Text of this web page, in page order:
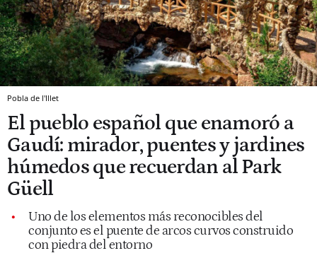
Pobla de l'Illet
El pueblo español que enamoró a
Gaudí: mirador, puentes y jardines
húmedos que recuerdan al Park
Güell
Uno de los elementos más reconocibles del
conjunto es el puente de arcos curvos construido
con piedra del entorno